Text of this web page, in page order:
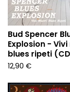
Bud Spencer
Explosion -
blues ripeti
12,90 €